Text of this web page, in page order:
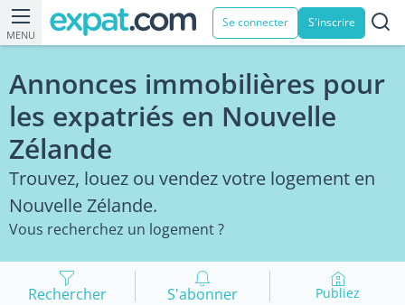
MENU
Se connecter S'inscrire
Annonces immobilières pour
les expatriés en Nouvelle
Zélande
Trouvez, louez ou vendez votre logement en
Nouvelle Zélande.
Vous recherchez un logement ?
Rechercher S'abonner Publiez